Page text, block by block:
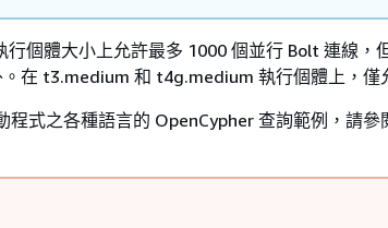
行個體大小上允許最多 1000 個並行 Bolt 連線，
在 t3.medium 和 t4g.medium 執行個體上，僅
程式之各種語言的 OpenCypher 查詢範例，請參